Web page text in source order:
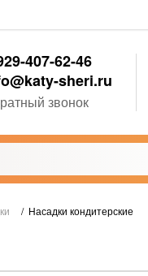
407-62-46
sheri.ru
звонок
/ Насадки кондитерские